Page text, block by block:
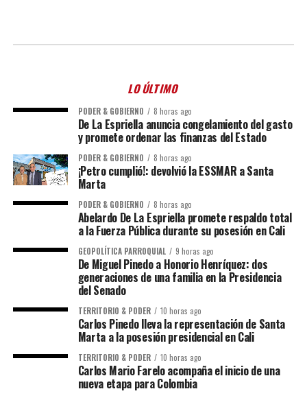
LO ÚLTIMO
PODER & GOBIERNO 8 horas ago
De La Espriella anuncia congelamiento del gasto
y promete ordenar las finanzas del Estado
PODER & GOBIERNO 8 horas ago
¡Petro cumplió!: devolvió la ESSMAR a Santa
Marta
PODER & GOBIERNO 8 horas ago
Abelardo De La Espriella promete respaldo total
a la Fuerza Pública durante su posesión en Cali
GEOPOLÍTICA PARROQUIAL 9 horas ago
De Miguel Pinedo a Honorio Henríquez: dos
generaciones de una familia en la Presidencia
del Senado
TERRITORIO & PODER 10 horas ago
Carlos Pinedo lleva la representación de Santa
Marta a la posesión presidencial en Cali
TERRITORIO & PODER 10 horas ago
Carlos Mario Farelo acompaña el inicio de una
nueva etapa para Colombia